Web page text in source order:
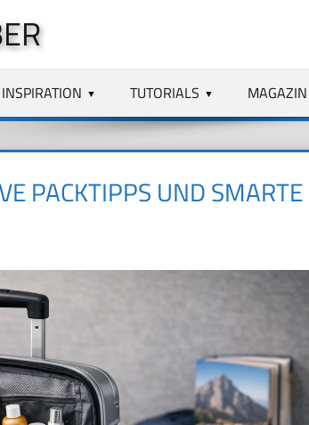
INSPIRATION TUTORIALS MAGAZIN
PACKTIPPS UND SMARTE